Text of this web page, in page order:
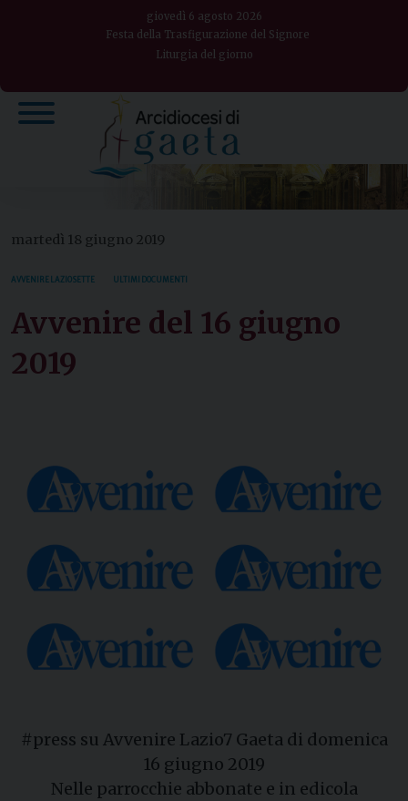
giovedì 6 agosto 2026
Festa della Trasfigurazione del Signore
Liturgia del giorno
martedì 18 giugno 2019
AVVENIRE LAZIO SETTE ULTIMI DOCUMENTI
Avvenire del 16 giugno
2019
#press su Avvenire Lazio7 Gaeta di domenica
16 giugno 2019
Nelle parrocchie abbonate e in edicola